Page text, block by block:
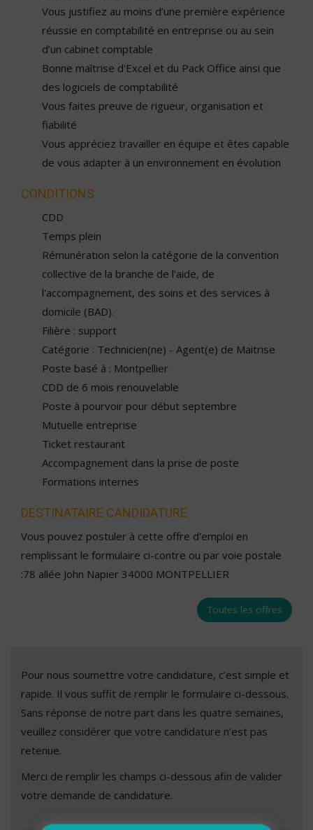
Vous justifiez au moins d’une première expérience
réussie en comptabilité en entreprise ou au sein
d’un cabinet comptable
Bonne maîtrise d'Excel et du Pack Office ainsi que
des logiciels de comptabilité
Vous faites preuve de rigueur, organisation et
fiabilité
Vous appréciez travailler en équipe et êtes capable
de vous adapter à un environnement en évolution
CONDITIONS
CDD
Temps plein
Rémunération selon la catégorie de la convention
collective de la branche de l'aide, de
l'accompagnement, des soins et des services à
domicile (BAD).
Filière : support
Catégorie : Technicien(ne) - Agent(e) de Maitrise
Poste basé à : Montpellier
CDD de 6 mois renouvelable
Poste à pourvoir pour début septembre
Mutuelle entreprise
Ticket restaurant
Accompagnement dans la prise de poste
Formations internes
DESTINATAIRE CANDIDATURE
Vous pouvez postuler à cette offre d'emploi en
remplissant le formulaire ci-contre ou par voie postale
:78 allée John Napier 34000 MONTPELLIER
Toutes les offres
Pour nous soumettre votre candidature, c’est simple et
rapide. Il vous suffit de remplir le formulaire ci-dessous.
Sans réponse de notre part dans les quatre semaines,
veuillez considérer que votre candidature n’est pas
retenue.
Merci de remplir les champs ci-dessous afin de valider
votre demande de candidature.